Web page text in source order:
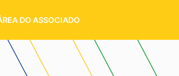
DO ASSOCIADO